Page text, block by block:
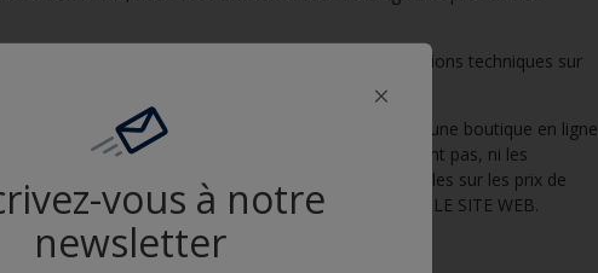
sont destinées à vous présenter des informations techniques sur
Conditions, le Site Web n’a pas vocation à être une boutique en ligne
titre informatif uniquement, auquel cas ils ne nous lient pas, ni les
les distributeurs pour obtenir des informations fiables sur les prix de
POUR RESPONSABLES DES PRIX PRÉSENTÉ SUR LE SITE WEB.
vous à notre
newsletter